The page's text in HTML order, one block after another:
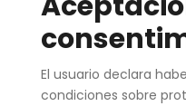
El usuario declara
condiciones sobre